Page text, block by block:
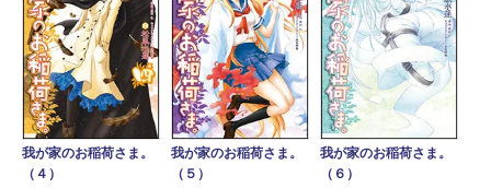
我が家のお稲荷さま。
（４）
我が家のお稲荷さま。
（５）
我が家のお稲荷さま。
（６）